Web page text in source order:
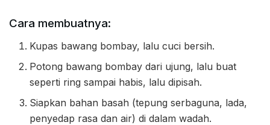
Cara membuatnya:
Kupas bawang bombay, lalu cuci bersih.
Potong bawang bombay dari ujung, lalu buat
seperti ring sampai habis, lalu dipisah.
Siapkan bahan basah (tepung serbaguna, lada,
penyedap rasa dan air) di dalam wadah.